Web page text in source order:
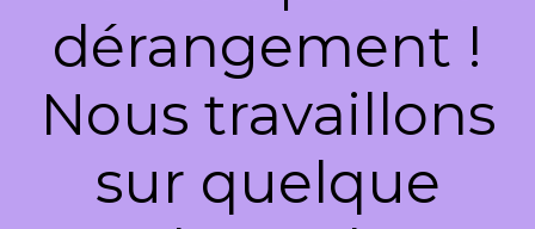
dérangement !
Nous travaillons
sur quelque